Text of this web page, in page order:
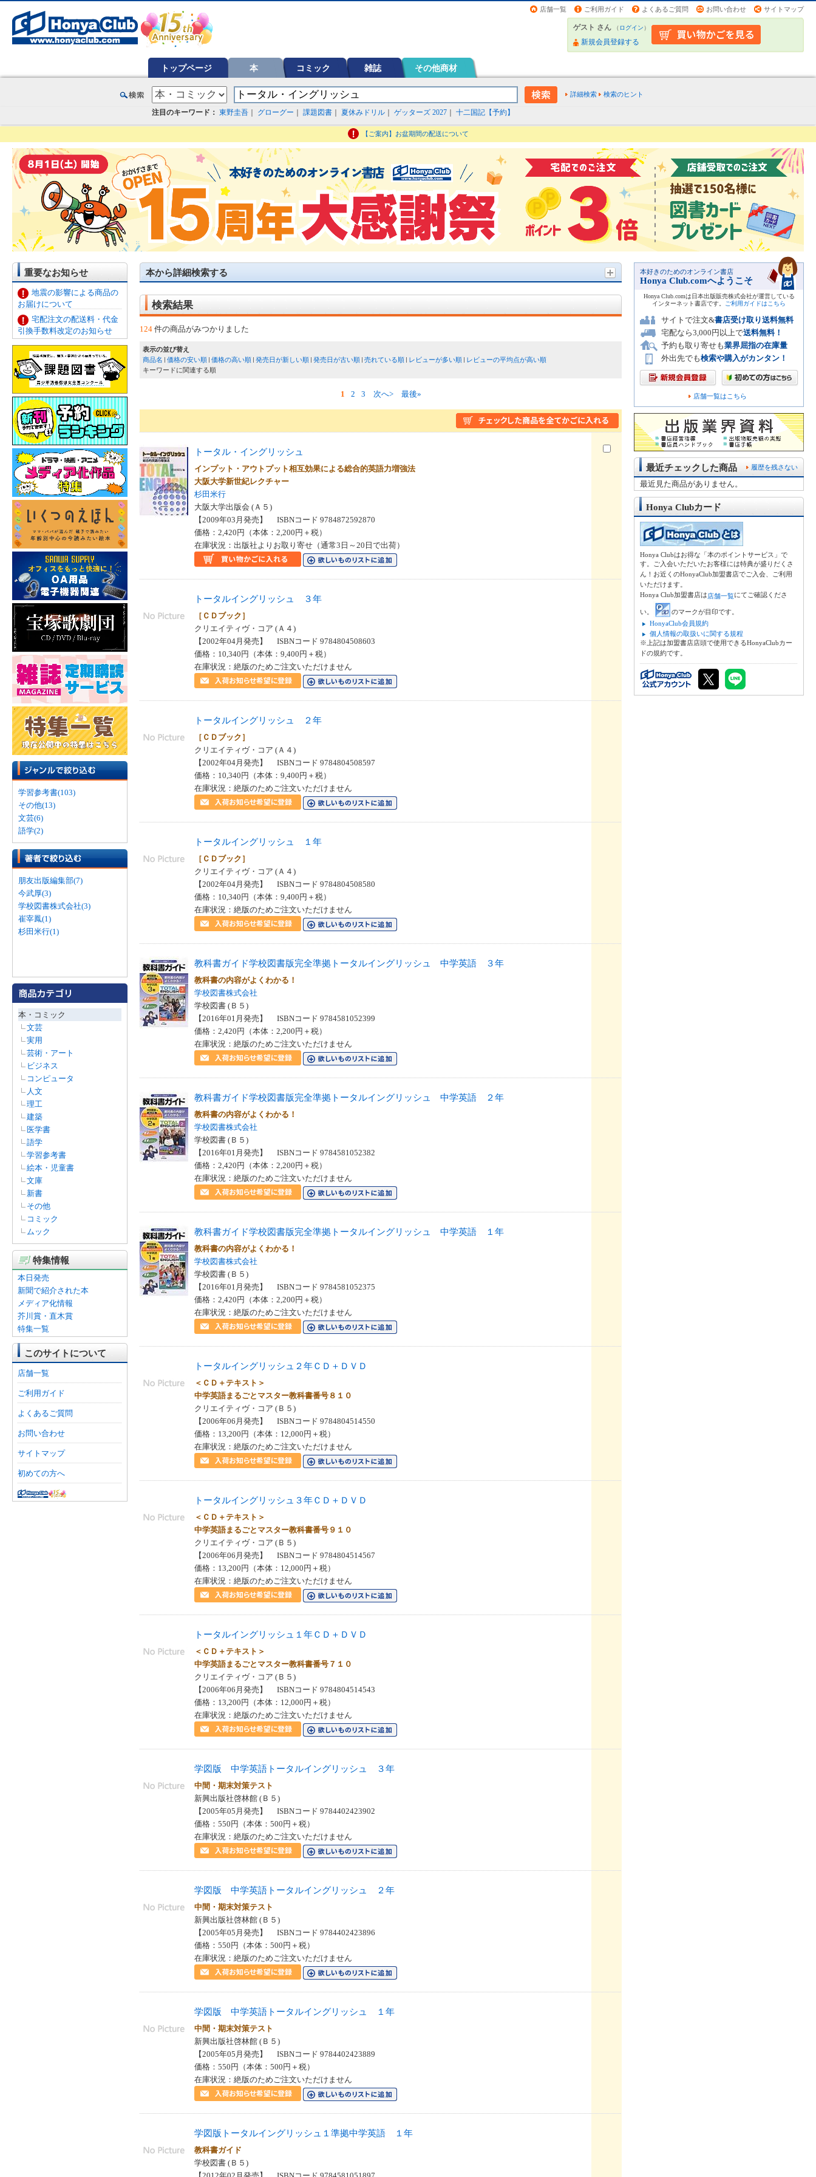
店舗一覧 ご利用ガイド よくあるご質問 お問い合わせ サイトマップ
ゲスト さん （ログイン）
新規会員登録する
トップページ 本 コミック 雑誌 その他商材
詳細検索 検索のヒント
注目のキーワード： 東野圭吾 グローグー 課題図書 夏休みドリル ゲッターズ 2027 十二国記【予約】
【ご案内】お盆期間の配送について
重要なお知らせ
地震の影響による商品の
お届けについて
宅配注文の配送料・代金
引換手数料改定のお知らせ
学習参考書(103)
その他(13)
文芸(6)
語学(2)
朋友出版編集部(7)
今武厚(3)
学校図書株式会社(3)
崔宰鳳(1)
杉田米行(1)
本・コミック
文芸
実用
芸術・アート
ビジネス
コンピュータ
人文
理工
建築
医学書
語学
学習参考書
絵本・児童書
文庫
新書
その他
コミック
ムック
特集情報
本日発売
新聞で紹介された本
メディア化情報
芥川賞・直木賞
特集一覧
このサイトについて
店舗一覧
ご利用ガイド
よくあるご質問
お問い合わせ
サイトマップ
初めての方へ
本から詳細検索する
検索結果
124 件の商品がみつかりました
表示の並び替え
商品名
価格の安い順 価格の高い順 発売日が新しい順 発売日が古い順 売れている順 レビューが多い順
レビューの平均点が高い順
キーワードに関連する順
1 2 3 次へ> 最後»
トータル・イングリッシュ
インプット・アウトプット相互効果による総合的英語力増強法
大阪大学新世紀レクチャー
杉田米行
大阪大学出版会 (Ａ５)
【2009年03月発売】 ISBNコード 9784872592870
価格：2,420円（本体：2,200円＋税）
在庫状況：出版社よりお取り寄せ（通常3日～20日で出荷）
トータルイングリッシュ ３年
［ＣＤブック］
クリエイティヴ・コア (Ａ４)
【2002年04月発売】 ISBNコード 9784804508603
価格：10,340円（本体：9,400円＋税）
在庫状況：絶版のためご注文いただけません
トータルイングリッシュ ２年
［ＣＤブック］
クリエイティヴ・コア (Ａ４)
【2002年04月発売】 ISBNコード 9784804508597
価格：10,340円（本体：9,400円＋税）
在庫状況：絶版のためご注文いただけません
トータルイングリッシュ １年
［ＣＤブック］
クリエイティヴ・コア (Ａ４)
【2002年04月発売】 ISBNコード 9784804508580
価格：10,340円（本体：9,400円＋税）
在庫状況：絶版のためご注文いただけません
教科書ガイド学校図書版完全準拠トータルイングリッシュ 中学英語 ３年
教科書の内容がよくわかる！
学校図書株式会社
学校図書 (Ｂ５)
【2016年01月発売】 ISBNコード 9784581052399
価格：2,420円（本体：2,200円＋税）
在庫状況：絶版のためご注文いただけません
教科書ガイド学校図書版完全準拠トータルイングリッシュ 中学英語 ２年
教科書の内容がよくわかる！
学校図書株式会社
学校図書 (Ｂ５)
【2016年01月発売】 ISBNコード 9784581052382
価格：2,420円（本体：2,200円＋税）
在庫状況：絶版のためご注文いただけません
教科書ガイド学校図書版完全準拠トータルイングリッシュ 中学英語 １年
教科書の内容がよくわかる！
学校図書株式会社
学校図書 (Ｂ５)
【2016年01月発売】 ISBNコード 9784581052375
価格：2,420円（本体：2,200円＋税）
在庫状況：絶版のためご注文いただけません
トータルイングリッシュ２年ＣＤ＋ＤＶＤ
＜ＣＤ＋テキスト＞
中学英語まるごとマスター教科書番号８１０
クリエイティヴ・コア (Ｂ５)
【2006年06月発売】 ISBNコード 9784804514550
価格：13,200円（本体：12,000円＋税）
在庫状況：絶版のためご注文いただけません
トータルイングリッシュ３年ＣＤ＋ＤＶＤ
＜ＣＤ＋テキスト＞
中学英語まるごとマスター教科書番号９１０
クリエイティヴ・コア (Ｂ５)
【2006年06月発売】 ISBNコード 9784804514567
価格：13,200円（本体：12,000円＋税）
在庫状況：絶版のためご注文いただけません
トータルイングリッシュ１年ＣＤ＋ＤＶＤ
＜ＣＤ＋テキスト＞
中学英語まるごとマスター教科書番号７１０
クリエイティヴ・コア (Ｂ５)
【2006年06月発売】 ISBNコード 9784804514543
価格：13,200円（本体：12,000円＋税）
在庫状況：絶版のためご注文いただけません
学図版 中学英語トータルイングリッシュ ３年
中間・期末対策テスト
新興出版社啓林館 (Ｂ５)
【2005年05月発売】 ISBNコード 9784402423902
価格：550円（本体：500円＋税）
在庫状況：絶版のためご注文いただけません
学図版 中学英語トータルイングリッシュ ２年
中間・期末対策テスト
新興出版社啓林館 (Ｂ５)
【2005年05月発売】 ISBNコード 9784402423896
価格：550円（本体：500円＋税）
在庫状況：絶版のためご注文いただけません
学図版 中学英語トータルイングリッシュ １年
中間・期末対策テスト
新興出版社啓林館 (Ｂ５)
【2005年05月発売】 ISBNコード 9784402423889
価格：550円（本体：500円＋税）
在庫状況：絶版のためご注文いただけません
学図版トータルイングリッシュ１準拠中学英語 １年
教科書ガイド
学校図書 (Ｂ５)
本好きのためのオンライン書店
Honya Club.comへようこそ
Honya Club.comは日本出版販売株式会社が運営している
インターネット書店です。
ご利用ガイドはこちら
サイトで注文&書店受け取り送料無料
宅配なら3,000円以上で送料無料！
予約も取り寄せも業界屈指の在庫量
外出先でも検索や購入がカンタン！
店舗一覧はこちら
履歴を残さない
最近チェックした商品
最近見た商品がありません。
Honya Clubカード
Honya Clubはお得な「本のポイントサービス」で
す。ご入会いただいたお客様には特典が盛りだくさ
ん！お近くのHonyaClub加盟書店でご入会、ご利用
いただけます。
Honya Club加盟書店は店舗一覧にてご確認くださ
い。
のマークが目印です。
HonyaClub会員規約
個人情報の取扱いに関する規程
※上記は加盟書店店頭で使用できるHonyaClubカー
ドの規約です。